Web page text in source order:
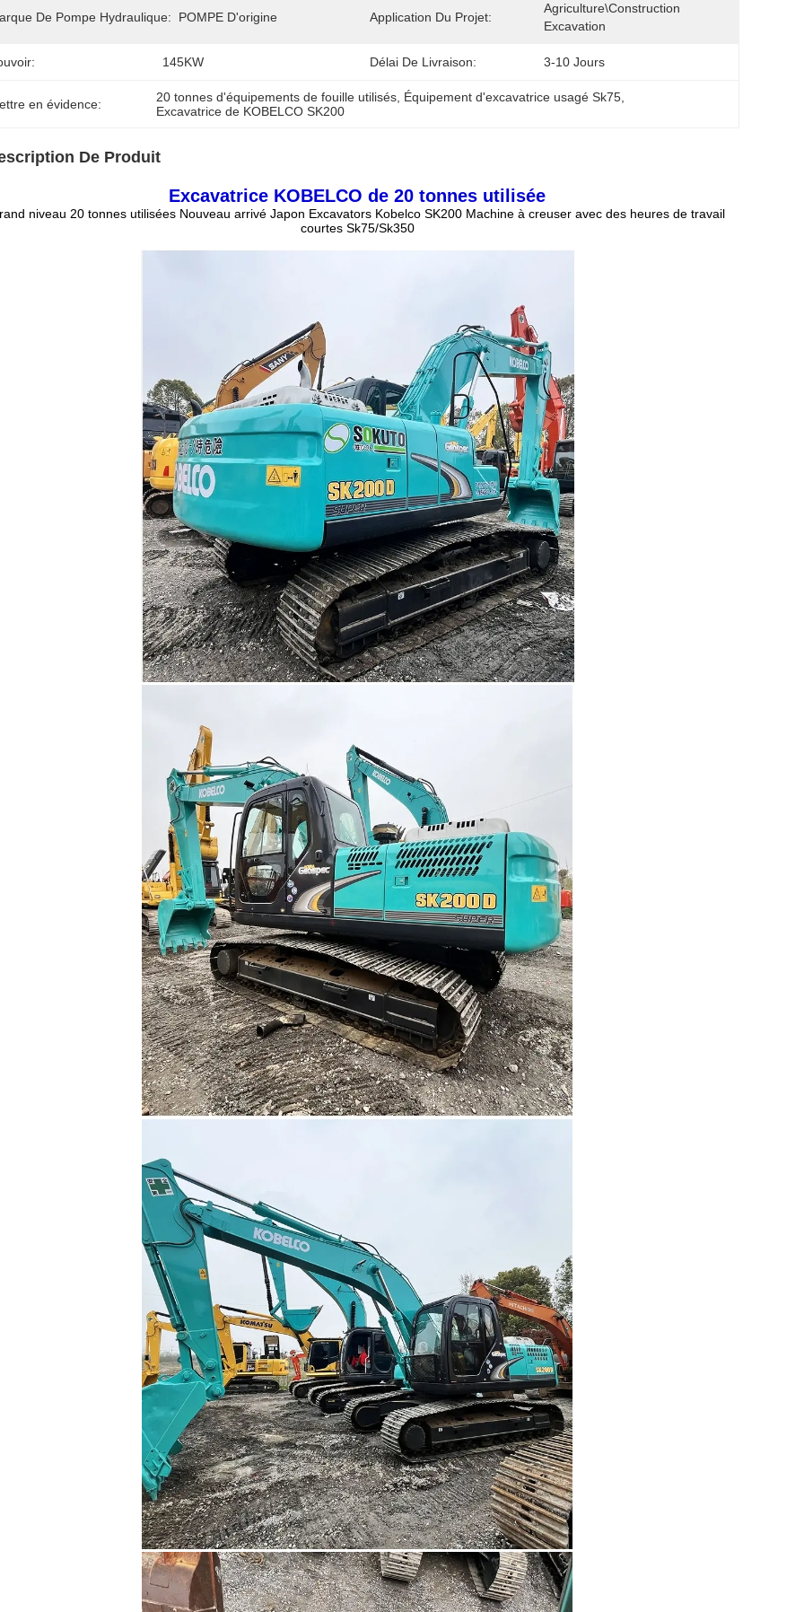
De Pompe Hydraulique: POMPE D'origine Application Du Projet:
Agriculture\Construction
Excavation
145KW Délai De Livraison: 3-10 Jours
en évidence: 20 tonnes d'équipements de fouille utilisés Équipement d'excavatrice usagé Sk75
Excavatrice de KOBELCO SK200
De Produit
Excavatrice KOBELCO de 20 tonnes utilisée
niveau 20 tonnes utilisées Nouveau arrivé Japon Excavators Kobelco SK200 Machine à creuser avec des heures de travail
courtes Sk75/Sk350